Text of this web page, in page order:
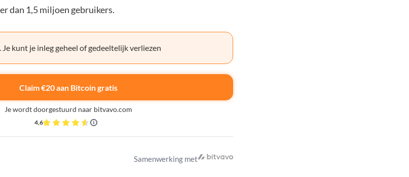
dan 1,5 miljoen gebruikers.
kunt je inleg geheel of gedeeltelijk verliezen
Claim €20 aan Bitcoin gratis
Je wordt doorgestuurd naar bitvavo.com
4,6
Samenwerking met